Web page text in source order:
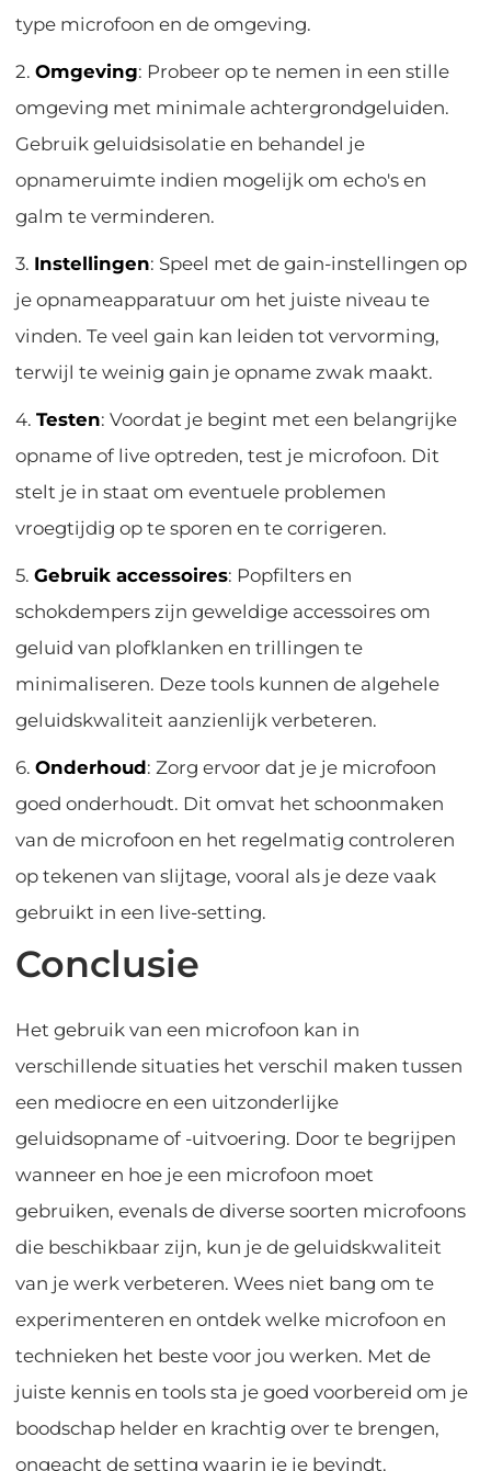
type microfoon en de omgeving.
2.Omgeving: Probeer op te nemen in een stille
omgeving met minimale achtergrondgeluiden.
Gebruik geluidsisolatie en behandel je
opnameruimte indien mogelijk om echo's en
galm te verminderen.
3. Instellingen: Speel met de gain-instellingen op
je opnameapparatuur om het juiste niveau te
vinden. Te veel gain kan leiden tot vervorming,
terwijl te weinig gain je opname zwak maakt.
4.Testen: Voordat je begint met een belangrijke
opname of live optreden, test je microfoon. Dit
stelt je in staat om eventuele problemen
vroegtijdig op te sporen en te corrigeren.
5.Gebruik accessoires: Popfilters en
schokdempers zijn geweldige accessoires om
geluid van plofklanken en trillingen te
minimaliseren. Deze tools kunnen de algehele
geluidskwaliteit aanzienlijk verbeteren.
6.Onderhoud: Zorg ervoor dat je je microfoon
goed onderhoudt. Dit omvat het schoonmaken
van de microfoon en het regelmatig controleren
op tekenen van slijtage, vooral als je deze vaak
gebruikt in een live-setting.
Conclusie
Het gebruik van een microfoon kan in
verschillende situaties het verschil maken tussen
een mediocre en een uitzonderlijke
geluidsopname of -uitvoering. Door te begrijpen
wanneer en hoe je een microfoon moet
gebruiken, evenals de diverse soorten microfoons
die beschikbaar zijn, kun je de geluidskwaliteit
van je werk verbeteren. Wees niet bang om te
experimenteren en ontdek welke microfoon en
technieken het beste voor jou werken. Met de
juiste kennis en tools sta je goed voorbereid om je
boodschap helder en krachtig over te brengen,
ongeacht de setting waarin je je bevindt.